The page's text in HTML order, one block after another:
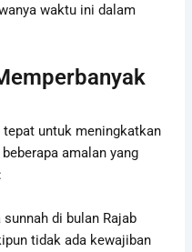
waktu ini dalam
tepat untuk meningkatkan
amalan yang
sunnah di bulan Rajab
tidak ada kewajiban